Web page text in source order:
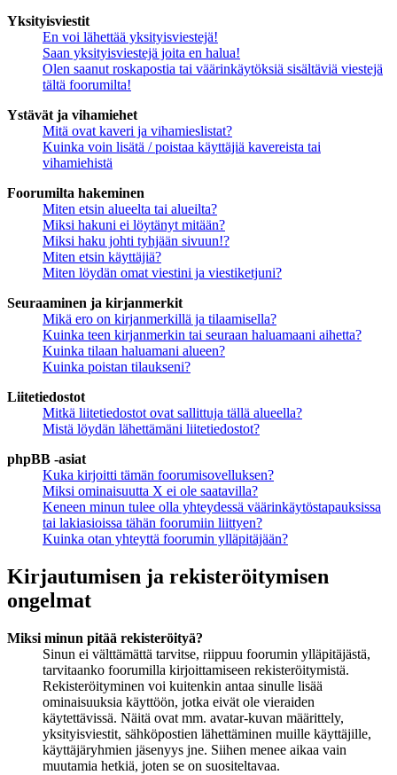
Yksityisviestit
En voi lähettää yksityisviestejä!
Saan yksityisviestejä joita en halua!
Olen saanut roskapostia tai väärinkäytöksiä sisältäviä viestejä
tältä foorumilta!
Ystävät ja vihamiehet
Mitä ovat kaveri ja vihamieslistat?
Kuinka voin lisätä / poistaa käyttäjiä kavereista tai
vihamiehistä
Foorumilta hakeminen
Miten etsin alueelta tai alueilta?
Miksi hakuni ei löytänyt mitään?
Miksi haku johti tyhjään sivuun!?
Miten etsin käyttäjiä?
Miten löydän omat viestini ja viestiketjuni?
Seuraaminen ja kirjanmerkit
Mikä ero on kirjanmerkillä ja tilaamisella?
Kuinka teen kirjanmerkin tai seuraan haluamaani aihetta?
Kuinka tilaan haluamani alueen?
Kuinka poistan tilaukseni?
Liitetiedostot
Mitkä liitetiedostot ovat sallittuja tällä alueella?
Mistä löydän lähettämäni liitetiedostot?
phpBB -asiat
Kuka kirjoitti tämän foorumisovelluksen?
Miksi ominaisuutta X ei ole saatavilla?
Keneen minun tulee olla yhteydessä väärinkäytöstapauksissa
tai lakiasioissa tähän foorumiin liittyen?
Kuinka otan yhteyttä foorumin ylläpitäjään?
Kirjautumisen ja rekisteröitymisen
ongelmat
Miksi minun pitää rekisteröityä?
Sinun ei välttämättä tarvitse, riippuu foorumin ylläpitäjästä,
tarvitaanko foorumilla kirjoittamiseen rekisteröitymistä.
Rekisteröityminen voi kuitenkin antaa sinulle lisää
ominaisuuksia käyttöön, jotka eivät ole vieraiden
käytettävissä. Näitä ovat mm. avatar-kuvan määrittely,
yksityisviestit, sähköpostien lähettäminen muille käyttäjille,
käyttäjäryhmien jäsenyys jne. Siihen menee aikaa vain
muutamia hetkiä, joten se on suositeltavaa.